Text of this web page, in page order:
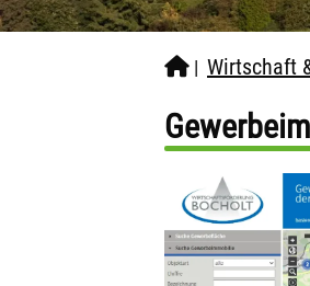
| Wirtschaft